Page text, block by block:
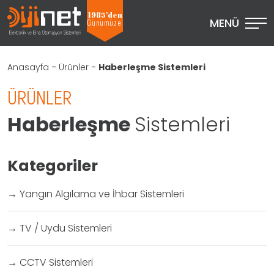
1985’den
Günümüze
MENÜ
Anasayfa - Ürünler - Haberleşme Sistemleri
ÜRÜNLER
Haberleşme Sistemleri
Kategoriler
→ Yangın Algılama ve İhbar Sistemleri
→ TV / Uydu Sistemleri
→ CCTV Sistemleri